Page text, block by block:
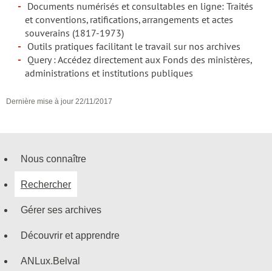
Documents numérisés et consultables en ligne: Traités
et conventions, ratifications, arrangements et actes
souverains (1817-1973)
Outils pratiques facilitant le travail sur nos archives
Query : Accédez directement aux Fonds des ministères,
administrations et institutions publiques
Dernière mise à jour 22/11/2017
Menu
de
navigation
Nous connaître
Rechercher
Gérer ses archives
Découvrir et apprendre
ANLux.Belval